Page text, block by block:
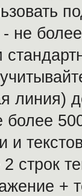
не
линия)
более
и
строк
+